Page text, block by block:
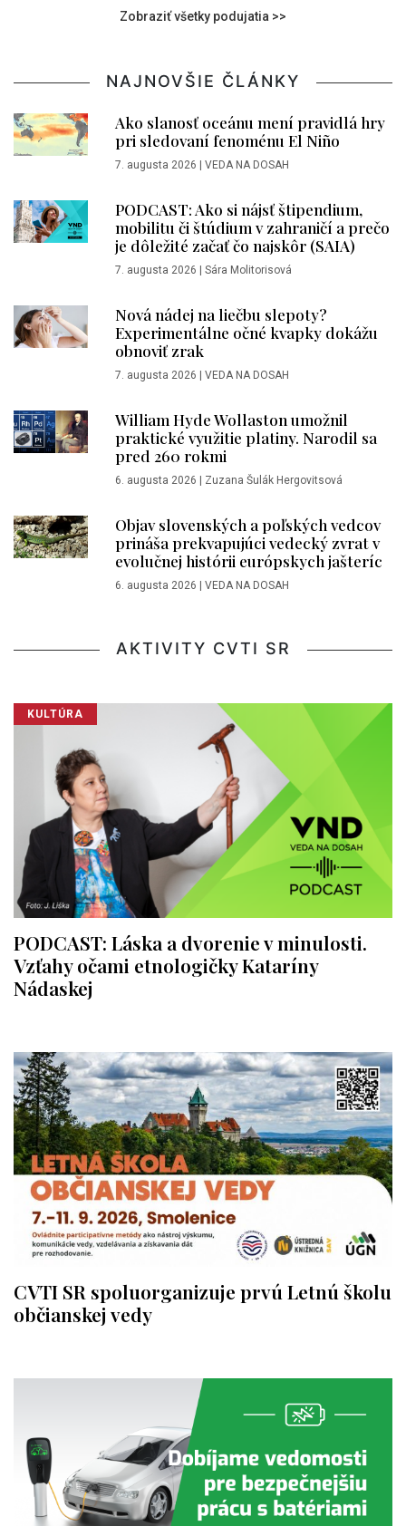
Zobraziť všetky podujatia >>
NAJNOVŠIE ČLÁNKY
Ako slanosť oceánu mení pravidlá hry
pri sledovaní fenoménu El Niño
7. augusta 2026 VEDA NA DOSAH
PODCAST: Ako si nájsť štipendium,
mobilitu či štúdium v zahraničí a prečo
je dôležité začať čo najskôr (SAIA)
7. augusta 2026 Sára Molitorisová
Nová nádej na liečbu slepoty?
Experimentálne očné kvapky dokážu
obnoviť zrak
7. augusta 2026 VEDA NA DOSAH
William Hyde Wollaston umožnil
praktické využitie platiny. Narodil sa
pred 260 rokmi
6. augusta 2026 Zuzana Šulák Hergovitsová
Objav slovenských a poľských vedcov
prináša prekvapujúci vedecký zvrat v
evolučnej histórii európskych jašteríc
6. augusta 2026 VEDA NA DOSAH
AKTIVITY CVTI SR
KULTÚRA
PODCAST: Láska a dvorenie v minulosti.
Vzťahy očami etnologičky Kataríny
Nádaskej
CVTI SR spoluorganizuje prvú Letnú školu
občianskej vedy